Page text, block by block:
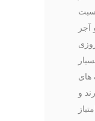
آجر
های
و